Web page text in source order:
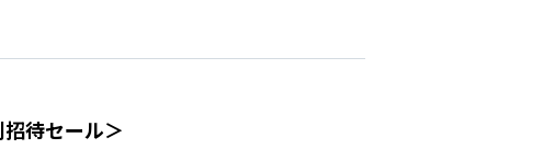
待セール＞